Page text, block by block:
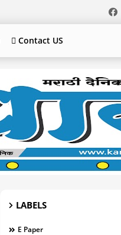
 Contact US
LABELS
E Paper